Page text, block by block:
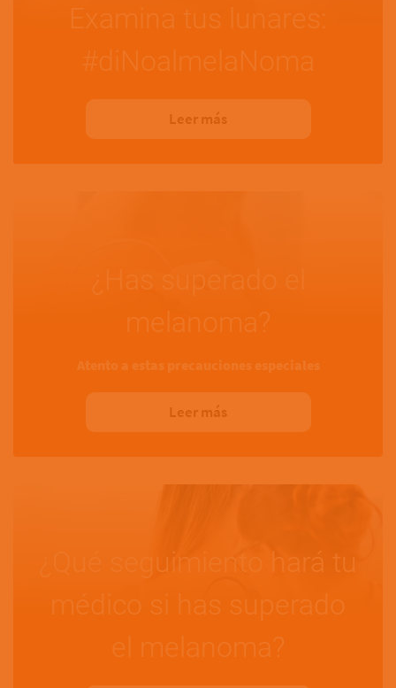
Examina tus lunares:
#diNoalmelaNoma
Leer más
melanoma?
Atento a estas precauciones especiales
Leer más
¿Qué seguimiento hará tu
médico si has superado
el melanoma?